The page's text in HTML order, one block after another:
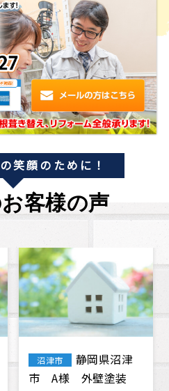
笑顔のために！
客様の声
静岡市
静岡市葵
区 Y・A様 屋根修